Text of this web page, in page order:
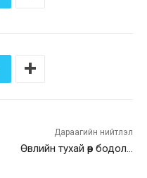
Дараагийн нийтлэл
Өвлийн тухай өөр бодол…